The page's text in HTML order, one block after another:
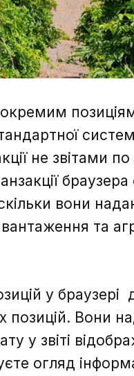
окремим
не звітами
вони
та
у
позицій. Вони
у звіті
огляд